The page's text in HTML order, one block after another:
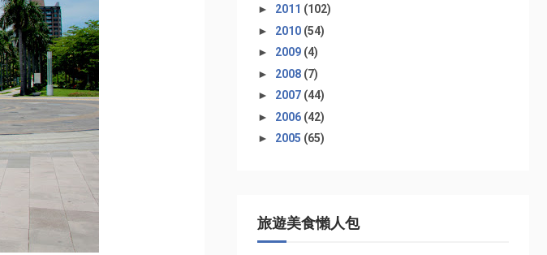
► 2011 (102)
► 2010 (54)
► 2009 (4)
► 2008 (7)
► 2007 (44)
► 2006 (42)
► 2005 (65)
旅遊美食懶人包